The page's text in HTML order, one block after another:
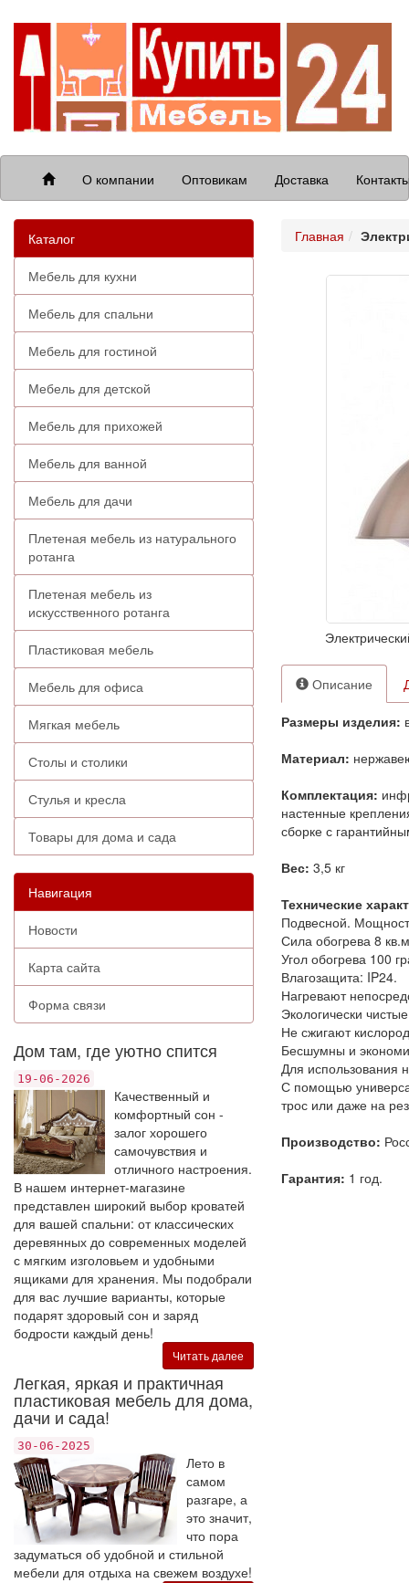
О компании Оптовикам Доставка
Каталог
Мебель для кухни
Мебель для спальни
Мебель для гостиной
Мебель для детской
Мебель для прихожей
Мебель для ванной
Мебель для дачи
Плетеная мебель из натурального
ротанга
Плетеная мебель из
искусственного ротанга
Пластиковая мебель
Мебель для офиса
Мягкая мебель
Столы и столики
Стулья и кресла
Товары для дома и сада
Навигация
Новости
Карта сайта
Форма связи
Дом там, где уютно спится
19-06-2026
Качественный и
комфортный сон -
залог хорошего
самочувствия и
отличного настроения.
В нашем интернет-магазине
представлен широкий выбор кроватей
для вашей спальни: от классических
деревянных до современных моделей
с мягким изголовьем и удобными
ящиками для хранения. Мы подобрали
для вас лучшие варианты, которые
подарят здоровый сон и заряд
бодрости каждый день!
Читать далее
Легкая, яркая и практичная
пластиковая мебель для дома,
дачи и сада!
30-06-2025
Лето в
самом
разгаре, а
это значит,
что пора
задуматься об удобной и стильной
мебели для отдыха на свежем воздухе!
Главная
Описание
Размеры изделия:
Материал:
Комплектация:
настенные
сборке с
Вес: 3,5 кг
Технические
Подвесной.
Сила обогрева 8
Угол обогрева 100
Влагозащита: IP24.
Нагревают
Экологически
Не сжигают
Бесшумны и
Для использования
С помощью
трос или даже на
Производство:
Гарантия: 1 год.